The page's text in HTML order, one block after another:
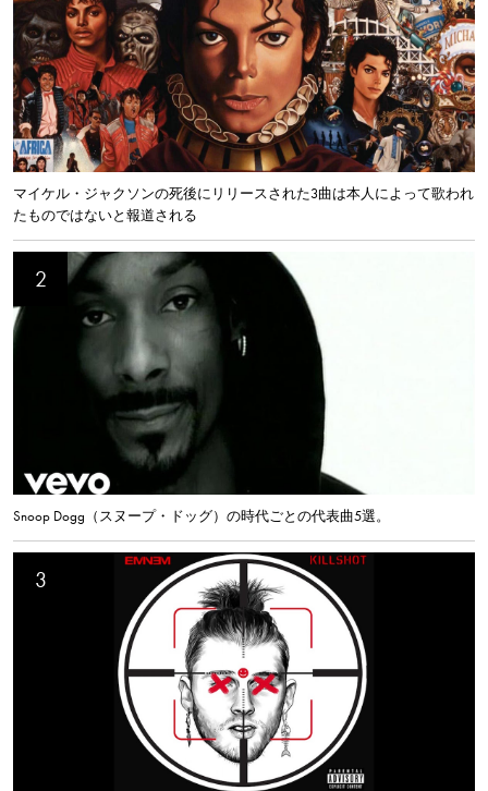
マイケル・ジャクソンの死後にリリースされた3曲は本人によって歌われ
たものではないと報道される
Snoop Dogg（スヌープ・ドッグ）の時代ごとの代表曲5選。